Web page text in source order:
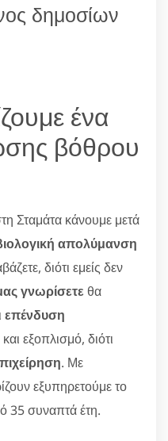
δημοσίων
ένα
βόθρου
Σταμάτα κάνουμε μετά
απολύμανση
διότι εμείς δεν
γνωρίσετε θα
επένδυση
και εξοπλισμό, διότι
. Με
εξυπηρετούμε το
35 συναπτά έτη.